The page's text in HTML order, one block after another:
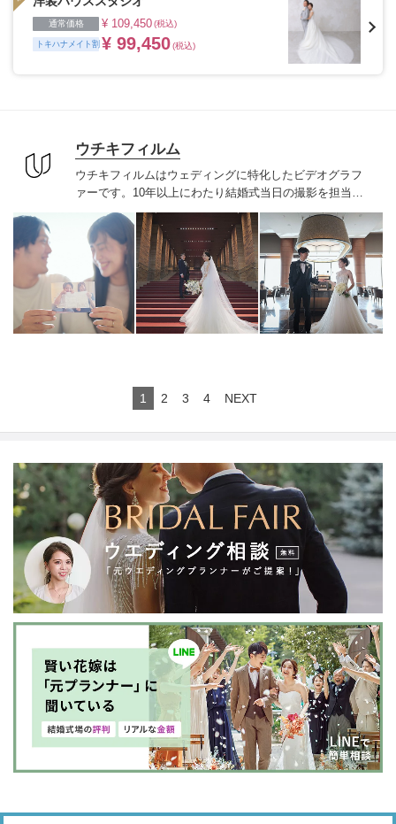
通常価格 ¥ 109,450(税込)
トキハナメイト割 ¥ 99,450(税込)
ウチキフィルム
ウチキフィルムはウェディングに特化したビデオグラフ
ァーです。 10年以上にわたり結婚式当日の撮影を担当さ
せていただくカップルへヒアリングをもとにオリジナル
な私服前撮りを提案してきました。 ご自宅やご実家、学
校に職場、2人のルーツを辿り結婚式の一日だけでなく人
生そのものを描く唯一無二な2人のためだけのウェディン
グムービーを提供しています。
1 2 3 4 NEXT